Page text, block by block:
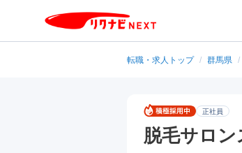
転職・求人トップ / 群馬県 /
正社員
脱毛サロン